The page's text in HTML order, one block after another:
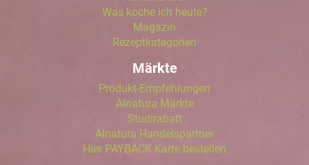
Was koche ich heute?
Magazin
Rezeptkategorien
Märkte
Produkt-Empfehlungen
Alnatura Märkte
Studirabatt
Alnatura Handelspartner
Hier PAYBACK Karte bestellen